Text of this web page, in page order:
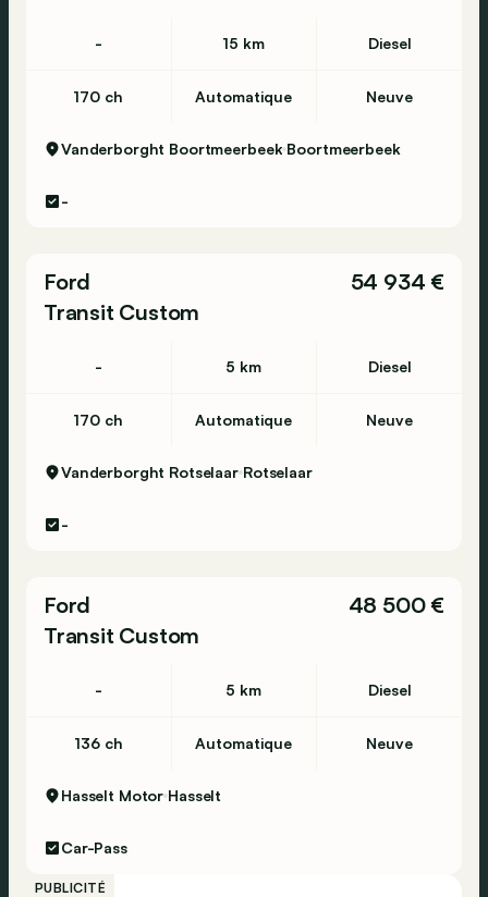
- 15 km Diesel
170 ch Automatique Neuve
Vanderborght Boortmeerbeek Boortmeerbeek
-
Ford
Transit Custom
54 934 €
- 5 km Diesel
170 ch Automatique Neuve
Vanderborght Rotselaar Rotselaar
-
Ford
Transit Custom
48 500 €
- 5 km Diesel
136 ch Automatique Neuve
Hasselt Motor Hasselt
Car-Pass
PUBLICITÉ